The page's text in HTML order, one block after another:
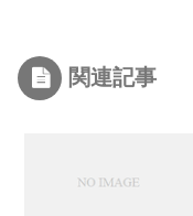
関連記事